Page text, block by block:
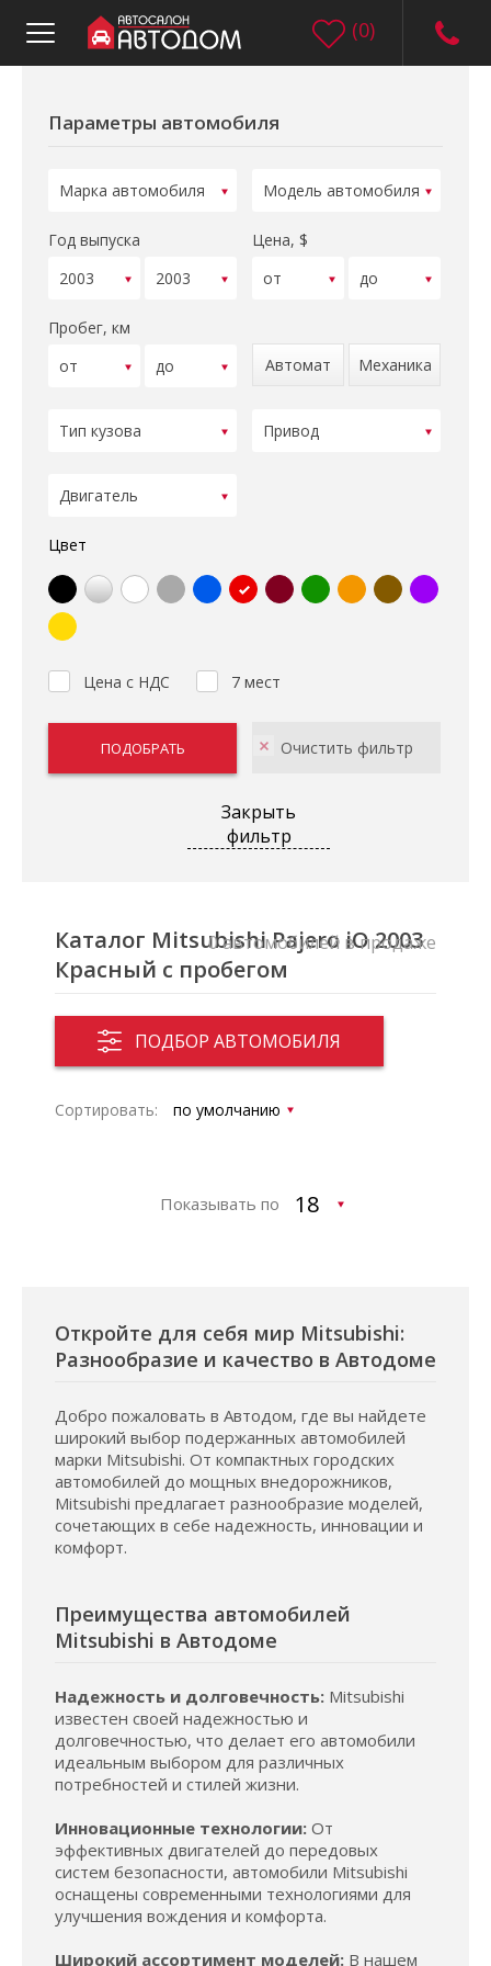
(0)
Параметры автомобиля
Год выпуска Цена, $
Пробег, км
Автомат
Механика
Цвет
Цена с НДС 7 мест
Закрыть
фильтр
Каталог Mitsubishi Pajero iO 2003
Красный с пробегом
ПОДБОР АВТОМОБИЛЯ
0 автомобилей в продаже
Сортировать:
Показывать по
Откройте для себя мир Mitsubishi:
Разнообразие и качество в Автодоме
Добро пожаловать в Автодом, где вы найдете
широкий выбор подержанных автомобилей
марки Mitsubishi. От компактных городских
автомобилей до мощных внедорожников,
Mitsubishi предлагает разнообразие моделей,
сочетающих в себе надежность, инновации и
комфорт.
Преимущества автомобилей
Mitsubishi в Автодоме
Надежность и долговечность: Mitsubishi
известен своей надежностью и
долговечностью, что делает его автомобили
идеальным выбором для различных
потребностей и стилей жизни.
Инновационные технологии: От
эффективных двигателей до передовых
систем безопасности, автомобили Mitsubishi
оснащены современными технологиями для
улучшения вождения и комфорта.
Широкий ассортимент моделей: В нашем